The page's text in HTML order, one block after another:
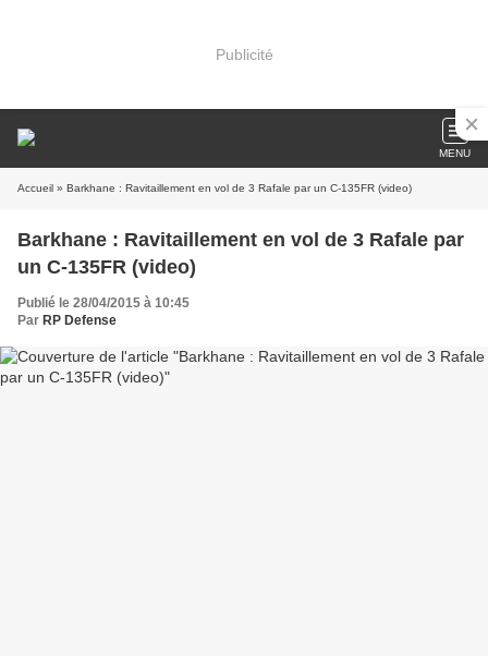
Publicité
MENU
Accueil » Barkhane : Ravitaillement en vol de 3 Rafale par un C-135FR (video)
Barkhane : Ravitaillement en vol de 3 Rafale par
un C-135FR (video)
Publié le 28/04/2015 à 10:45
Par RP Defense